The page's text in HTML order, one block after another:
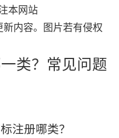
本网站
新内容。图片若有侵权
类？常见问题
注册哪类？